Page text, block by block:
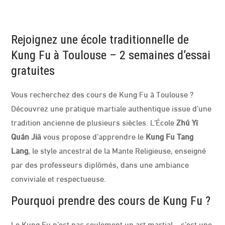
N
G
F
U
À
U
S
E
?
É
O
U
V
R
E
Z
N
E
R
A
Rejoignez une école traditionnelle de
Kung Fu à Toulouse – 2 semaines d’essai
gratuites
Vous recherchez des cours de Kung Fu à Toulouse ?
Découvrez une pratique martiale authentique issue d’une
tradition ancienne de plusieurs siècles. L’ÉcoleZhú Yī
Quán Jiāvous propose d’apprendre le Kung Fu Tang
Lang, le style ancestral de la Mante Religieuse, enseigné
par des professeurs diplômés, dans une ambiance
conviviale et respectueuse.
Pourquoi prendre des cours de Kung Fu ?